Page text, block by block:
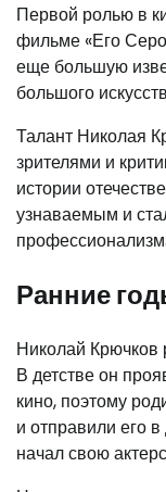
Первой ролью в
фильме «Его
еще большую
большого
Талант Николая
зрителями и
истории
узнаваемым и
Ранние
Николай Крючков
В детстве он
кино, поэтому
и отправили его
начал свою